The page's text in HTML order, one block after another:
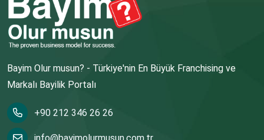
Bayim Olur musun? - Türkiye'nin En Büyük Franchising ve
Markalı Bayilik Portalı
+90 212 346 26 26